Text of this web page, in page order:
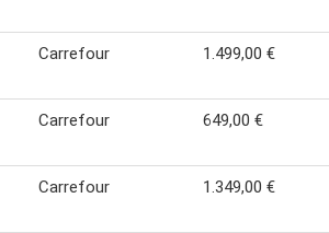
Carrefour 1.499,00 €
Carrefour 649,00 €
Carrefour 1.349,00 €